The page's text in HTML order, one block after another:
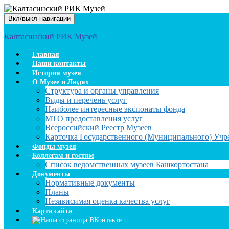
Вкл/выкл навигации
Калтасинский РИК Музей
Главная
Наши контакты
История музея
О Музее и Людях
Структура и органы управления
Виды и перечень услуг
Наиболее интересные экспонаты фонда
МТО предоставления услуг
Всероссийский Реестр Музеев
Карточка Государственного (Муниципального)
Фонды музея
Коллегам и гостям
Список ведомственных музеев Башкортостана
Документы
Нормативные документы
Планы
Независимая оценка качества услуг
Карта сайта